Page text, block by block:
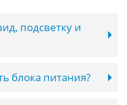
подсветку и
блока питания?